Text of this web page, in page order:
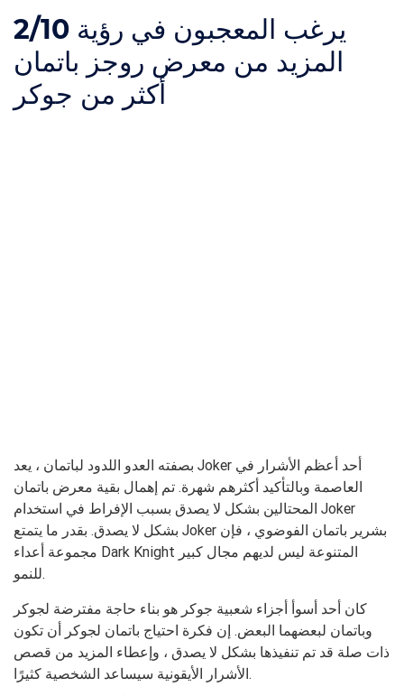
2/10
المزيد من معرض روجز باتمان
أكثر من جوكر
بصفته العدو اللدود لباتمان ، يعد Joker أحد أعظم الأشرار في
العاصمة وبالتأكيد أكثرهم شهرة. تم إهمال بقية معرض باتمان
المحتالين بشكل لا يصدق بسبب الإفراط في استخدام Joker
بشكل لا يصدق. بقدر ما يتمتع Joker بشرير باتمان الفوضوي ، فإن
مجموعة أعداء Dark Knight المتنوعة ليس لديهم مجال كبير
للنمو.
كان أحد أسوأ أجزاء شعبية جوكر هو بناء حاجة مفترضة لجوكر
وباتمان لبعضهما البعض. إن فكرة احتياج باتمان لجوكر أن تكون
ذات صلة قد تم تنفيذها بشكل لا يصدق ، وإعطاء المزيد من قصص
الأشرار الأيقونية سيساعد الشخصية كثيرًا.